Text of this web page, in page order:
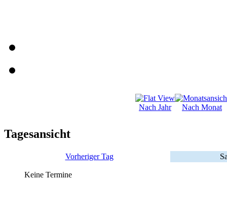
Nach Jahr Nach Monat
Tagesansicht
Vorheriger Tag
Keine Termine